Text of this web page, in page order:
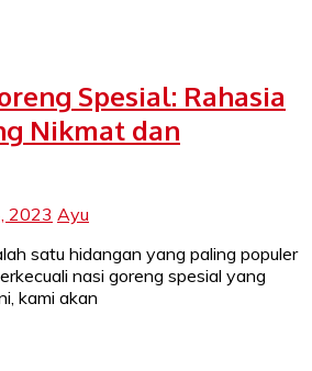
Spesial: Rahasia
Nikmat dan
2023 Ayu
satu hidangan yang paling populer
nasi goreng spesial yang
kami akan